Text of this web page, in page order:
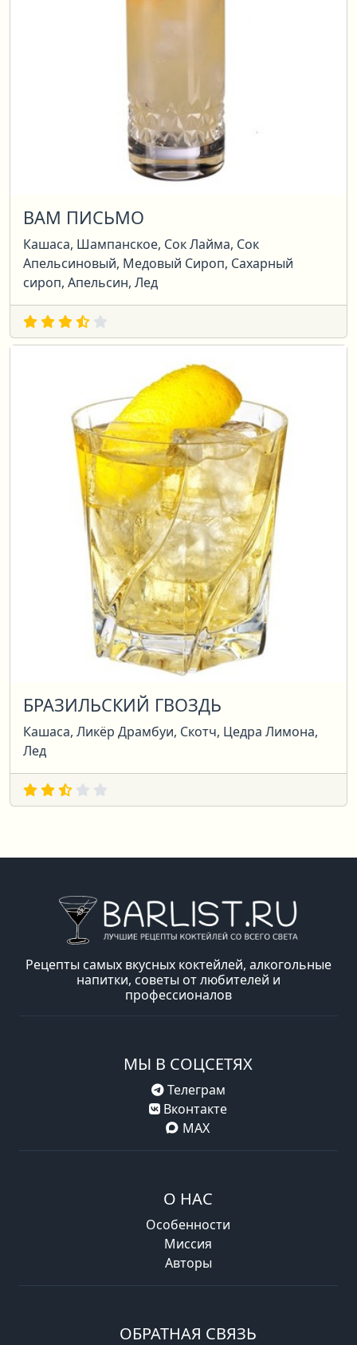
ВАМ ПИСЬМО
Кашаса, Шампанское, Сок Лайма, Сок
Апельсиновый, Медовый Сироп, Сахарный
сироп, Апельсин, Лед
БРАЗИЛЬСКИЙ ГВОЗДЬ
Кашаса, Ликёр Драмбуи, Скотч, Цедра Лимона,
Лед
Рецепты самых вкусных коктейлей, алкогольные
напитки, советы от любителей и
профессионалов
МЫ В СОЦСЕТЯХ
Телеграм
Вконтакте
MAX
О НАС
Особенности
Миссия
Авторы
ОБРАТНАЯ СВЯЗЬ